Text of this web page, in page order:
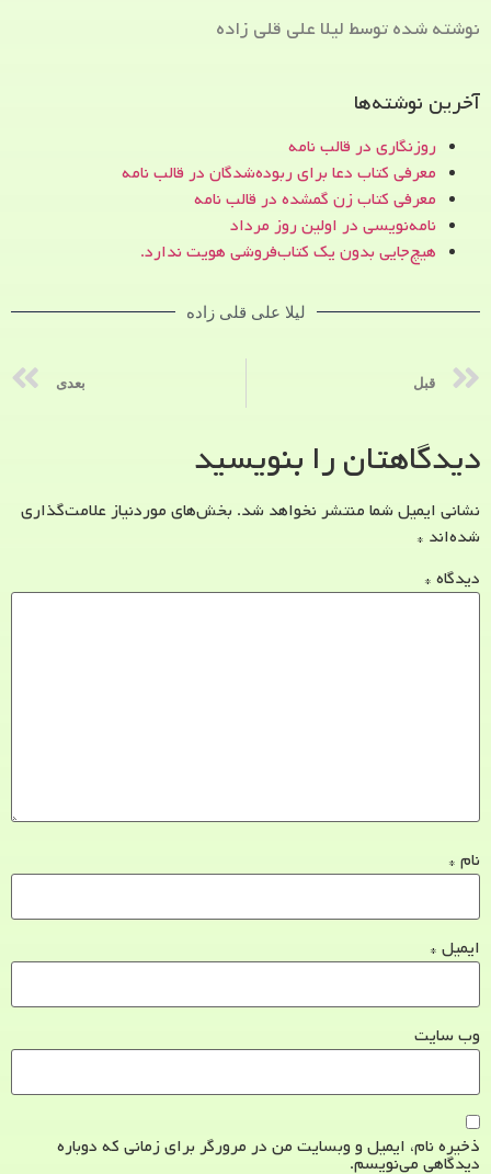
نوشته شده توسط لیلا علی قلی زاده
آخرین نوشته‌ها
روزنگاری در قالب نامه
معرفی کتاب دعا برای ربوده‌شدگان در قالب نامه
معرفی کتاب زن‌ گمشده در قالب نامه
نامه‌نویسی در اولین روز مرداد
هیچ‌جایی بدون یک کتاب‌فروشی هویت ندارد.
لیلا علی قلی زاده
قبل بعدی
دیدگاهتان را بنویسید
نشانی ایمیل شما منتشر نخواهد شد. بخش‌های موردنیاز علامت‌گذاری
شده‌اند *
دیدگاه *
نام *
ایمیل *
وب‌ سایت
ذخیره نام، ایمیل و وبسایت من در مرورگر برای زمانی که دوباره
دیدگاهی می‌نویسم.